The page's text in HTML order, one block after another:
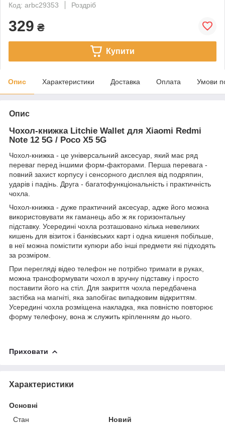
Код: arbc29353
Роздріб
329 ₴
Купити
Опис Характеристики Доставка Оплата Умови
Опис
Чохол-книжка Litchie Wallet для Xiaomi Redmi
Note 12 5G / Poco X5 5G
Чохол-книжка - це універсальний аксесуар, який має ряд
переваг перед іншими форм-факторами. Перша перевага -
повний захист корпусу і сенсорного дисплея від подряпин,
ударів і падінь. Друга - багатофункціональність і практичність
чохла.
Чохол-книжка - дуже практичний аксесуар, адже його можна
використовувати як гаманець або ж як горизонтальну
підставку. Усередині чохла розташовано кілька невеликих
кишень для візиток і банківських карт і одна кишеня побільше,
в неї можна помістити купюри або інші предмети які підходять
за розміром.
При перегляді відео телефон не потрібно тримати в руках,
можна трансформувати чохол в зручну підставку і просто
поставити його на стіл. Для закриття чохла передбачена
застібка на магніті, яка запобігає випадковим відкриттям.
Усередині чохла розміщена накладка, яка повністю повторює
форму телефону, вона ж служить кріпленням до нього.
Приховати
Характеристики
Основні
Стан
Новий